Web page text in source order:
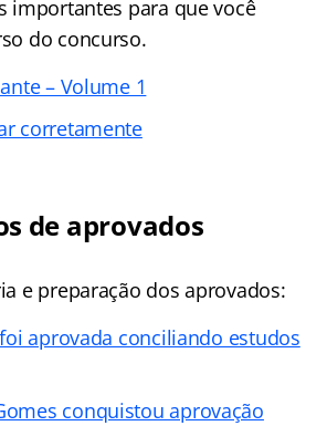
importantes para que você
do concurso.
– Volume 1
corretamente
de aprovados
e preparação dos aprovados:
aprovada conciliando estudos
conquistou aprovação